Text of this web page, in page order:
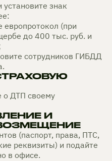
знак
(при
до 400 тыс. руб. и
сотрудников ГИБДД
о ДТП своему
И
(паспорт, права, ПТС,
реквизиты) и подайте
в офисе.